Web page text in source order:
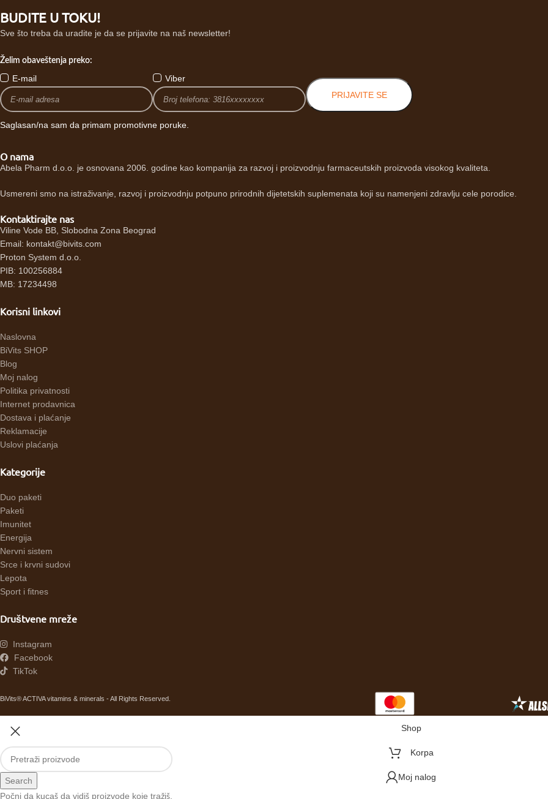
BUDITE U TOKU!
Sve što treba da uradite je da se prijavite na naš newsletter!
Želim obaveštenja preko:
E-mail
Viber
PRIJAVITE SE
Saglasan/na sam da primam promotivne poruke.
O nama
Abela Pharm d.o.o. je osnovana 2006. godine kao kompanija za razvoj i proizvodnju farmaceutskih proizvoda visokog kvaliteta.
Usmereni smo na istraživanje, razvoj i proizvodnju potpuno prirodnih dijetetskih suplemenata koji su namenjeni zdravlju cele porodice.
Kontaktirajte nas
Viline Vode BB, Slobodna Zona Beograd
Email: kontakt@bivits.com
Proton System d.o.o.
PIB: 100256884
MB: 17234498
Korisni linkovi
Naslovna
BiVits SHOP
Blog
Moj nalog
Politika privatnosti
Internet prodavnica
Dostava i plaćanje
Reklamacije
Uslovi plaćanja
Kategorije
Duo paketi
Paketi
Imunitet
Energija
Nervni sistem
Srce i krvni sudovi
Lepota
Sport i fitnes
Društvene mreže
Instagram
Facebook
TikTok
BiVits® ACTIVA vitamins & minerals - All Rights Reserved.
Search
Počni da kucaš da vidiš proizvode koje tražiš.
Shop
Korpa
Moj nalog